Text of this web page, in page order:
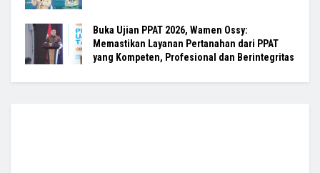
Buka Ujian PPAT 2026, Wamen Ossy:
Memastikan Layanan Pertanahan dari PPAT
yang Kompeten, Profesional dan Berintegritas